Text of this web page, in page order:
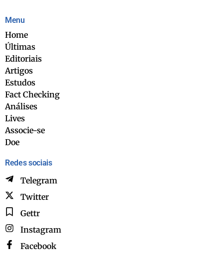
Menu
Home
Últimas
Editoriais
Artigos
Estudos
Fact Checking
Análises
Lives
Associe-se
Doe
Redes sociais
Telegram
Twitter
Gettr
Instagram
Facebook